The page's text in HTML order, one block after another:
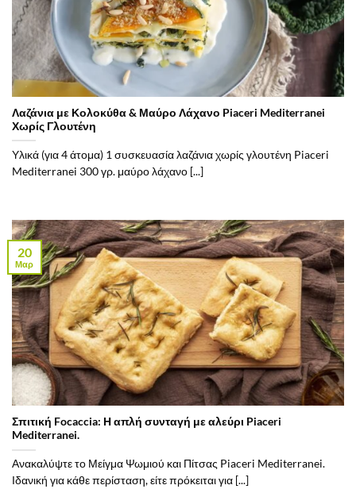
Λαζάνια με Κολοκύθα & Μαύρο Λάχανο Piaceri Mediterranei
Χωρίς Γλουτένη
Υλικά (για 4 άτομα) 1 συσκευασία λαζάνια χωρίς γλουτένη Piaceri
Mediterranei 300 γρ. μαύρο λάχανο [...]
Σπιτική Focaccia: Η απλή συνταγή με αλεύρι Piaceri
Mediterranei.
Ανακαλύψτε το Μείγμα Ψωμιού και Πίτσας Piaceri Mediterranei.
Ιδανική για κάθε περίσταση, είτε πρόκειται για [...]
20
Μαρ